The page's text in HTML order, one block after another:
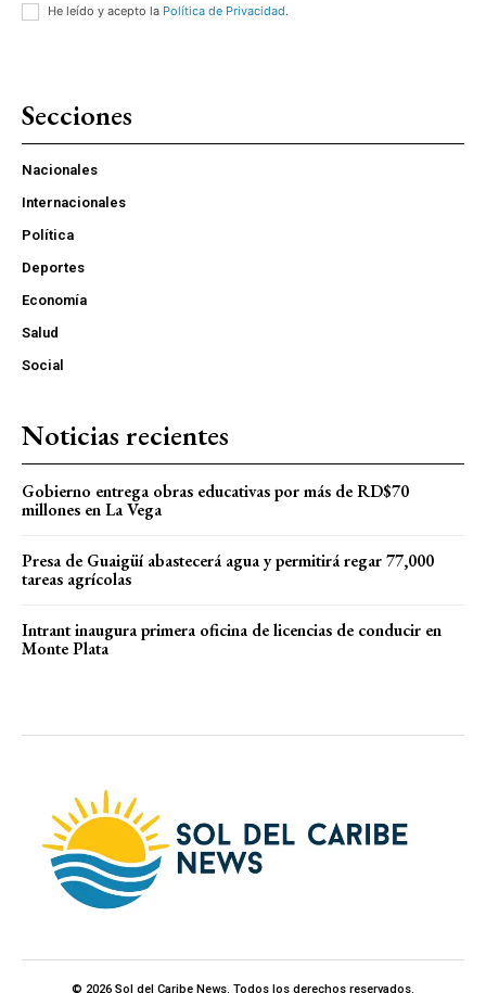
He leído y acepto la Política de Privacidad.
Secciones
Nacionales
Internacionales
Política
Deportes
Economía
Salud
Social
Noticias recientes
Gobierno entrega obras educativas por más de RD$70
millones en La Vega
Presa de Guaigüí abastecerá agua y permitirá regar 77,000
tareas agrícolas
Intrant inaugura primera oficina de licencias de conducir en
Monte Plata
© 2026 Sol del Caribe News. Todos los derechos reservados.